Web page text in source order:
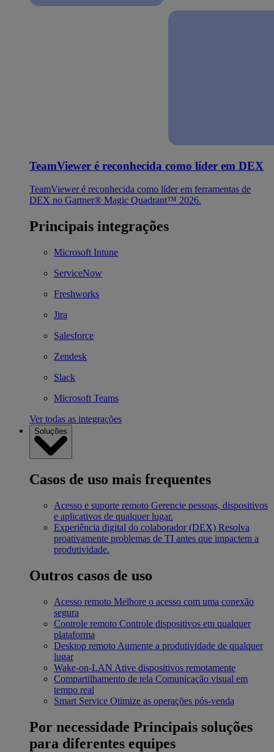
TeamViewer é reconhecida como líder em DEX
TeamViewer é reconhecida como líder em ferramentas de
DEX no Gartner® Magic Quadrant™ 2026.
Principais integrações
Microsoft Intune
ServiceNow
Freshworks
Jira
Salesforce
Zendesk
Slack
Microsoft Teams
Ver todas as integrações
Soluções
Casos de uso mais frequentes
Acesso e suporte remoto Gerencie pessoas, dispositivos
e aplicativos de qualquer lugar.
Experiência digital do colaborador (DEX) Resolva
proativamente problemas de TI antes que impactem a
produtividade.
Outros casos de uso
Acesso remoto Melhore o acesso com uma conexão
segura
Controle remoto Controle dispositivos em qualquer
plataforma
Desktop remoto Aumente a produtividade de qualquer
lugar
Wake-on-LAN Ative dispositivos remotamente
Compartilhamento de tela Comunicação visual em
tempo real
Smart Service Otimize as operações pós-venda
Por necessidade Principais soluções
para diferentes equipes